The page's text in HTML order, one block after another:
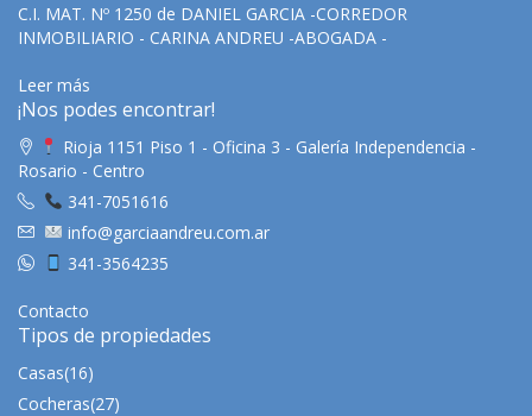
C.I. MAT. Nº 1250 de DANIEL GARCIA -CORREDOR
INMOBILIARIO - CARINA ANDREU -ABOGADA -
Leer más
¡Nos podes encontrar!
Rioja 1151 Piso 1 - Oficina 3 - Galería Independencia -
Rosario - Centro
341-7051616
info@garciaandreu.com.ar
341-3564235
Contacto
Tipos de propiedades
Casas(16)
Cocheras(27)